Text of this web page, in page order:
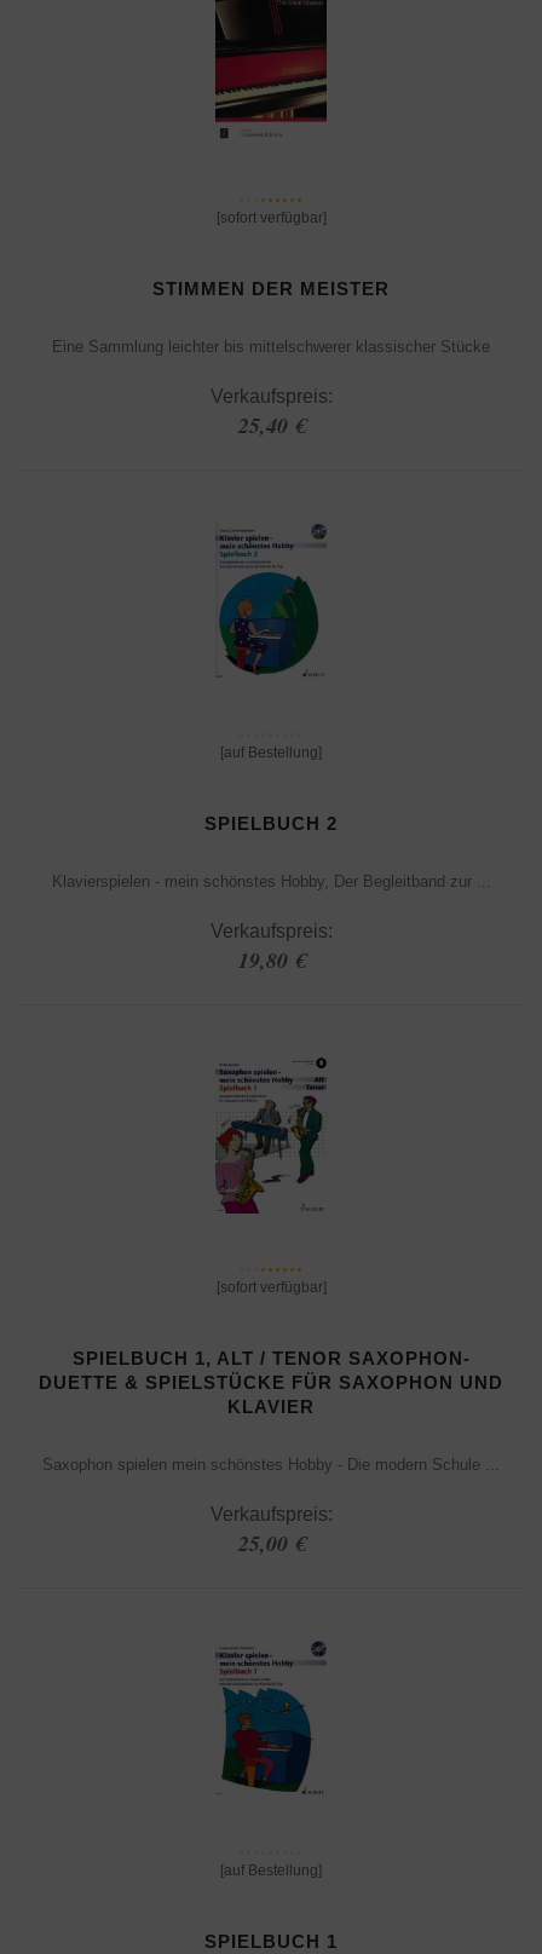
[sofort verfügbar]
STIMMEN DER MEISTER
Eine Sammlung leichter bis mittelschwerer klassischer Stücke
Verkaufspreis:
25,40 €
[auf Bestellung]
SPIELBUCH 2
Klavierspielen - mein schönstes Hobby, Der Begleitband zur ...
Verkaufspreis:
19,80 €
[sofort verfügbar]
SPIELBUCH 1, ALT / TENOR SAXOPHON-
DUETTE & SPIELSTÜCKE FÜR SAXOPHON UND
KLAVIER
Saxophon spielen mein schönstes Hobby - Die modern Schule ...
Verkaufspreis:
25,00 €
[auf Bestellung]
SPIELBUCH 1